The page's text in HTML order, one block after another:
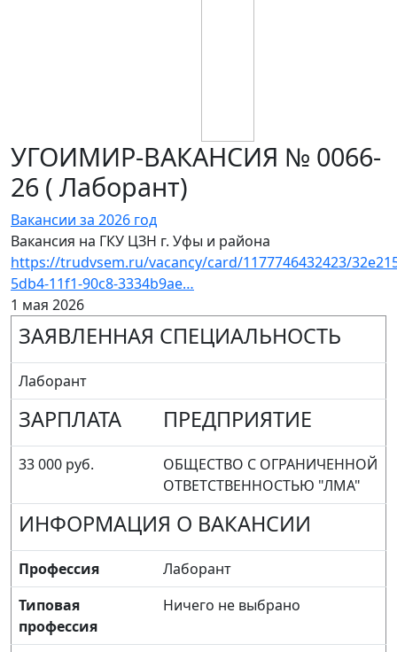
УГОИМИР-ВАКАНСИЯ № 0066-
26 ( Лаборант)
Вакансии за 2026 год
Вакансия на ГКУ ЦЗН г. Уфы и района
https://trudvsem.ru/vacancy/card/1177746432423/
5db4-11f1-90c8-3334b9ae…
1 мая 2026
ЗАЯВЛЕННАЯ СПЕЦИАЛЬНОСТЬ
Лаборант
ЗАРПЛАТА ПРЕДПРИЯТИЕ
33 000 руб.
ОБЩЕСТВО С ОГРАНИЧЕННОЙ
ОТВЕТСТВЕННОСТЬЮ "ЛМА"
ИНФОРМАЦИЯ О ВАКАНСИИ
Профессия
Лаборант
Типовая
профессия
Ничего не выбрано